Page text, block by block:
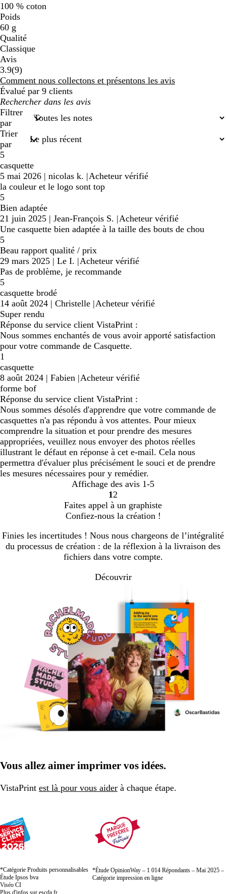
100 % coton
Poids
60 g
Qualité
Classique
Avis
3.9(99
avis
)
Comment nous collectons et présentons les avis
Évalué par 9 clients
Mes
recherches
saisies
Filtrer
par
Trier
par
5
casquette
5 mai 2026 | nicolas k. |Acheteur vérifié
la couleur et le logo sont top
5
Bien adaptée
21 juin 2025 | Jean-François S. |Acheteur vérifié
Une casquette bien adaptée à la taille des bouts de chou
5
Beau rapport qualité / prix
29 mars 2025 | Le I. |Acheteur vérifié
Pas de problème, je recommande
5
casquette brodé
14 août 2024 | Christelle |Acheteur vérifié
Super rendu
Réponse du service client VistaPrint :
Nous sommes enchantés de vous avoir apporté satisfaction
pour votre commande de Casquette.
1
casquette
8 août 2024 | Fabien |Acheteur vérifié
forme bof
Réponse du service client VistaPrint :
Nous sommes désolés d'apprendre que votre commande de
casquettes n'a pas répondu à vos attentes. Pour mieux
comprendre la situation et pour prendre des mesures
appropriées, veuillez nous envoyer des photos réelles
illustrant le défaut en réponse à cet e-mail. Cela nous
permettra d'évaluer plus précisément le souci et de prendre
les mesures nécessaires pour y remédier.
Affichage des avis 1-5
Accéder
à
la
1 Accéder
à
la
2
Faites appel à un graphiste
Confiez-nous la création !
Finies les incertitudes ! Nous nous chargeons de l’intégralité
du processus de création : de la réflexion à la livraison des
fichiers dans votre compte.
Découvrir
Vous allez aimer imprimer vos idées.
VistaPrint est là pour vous aider à chaque étape.
*Catégorie Produits personnalisables
Étude Ipsos bva
Viséo CI
Plus d'infos sur escda.fr
*Étude OpinionWay – 1 014 Répondants – Mai 2025 –
Catégorie impression en ligne